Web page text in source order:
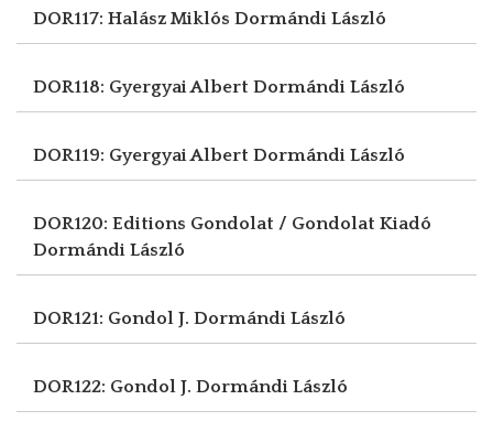
DOR117: Halász Miklós Dormándi László
DOR118: Gyergyai Albert Dormándi László
DOR119: Gyergyai Albert Dormándi László
DOR120: Editions Gondolat / Gondolat Kiadó
Dormándi László
DOR121: Gondol J. Dormándi László
DOR122: Gondol J. Dormándi László